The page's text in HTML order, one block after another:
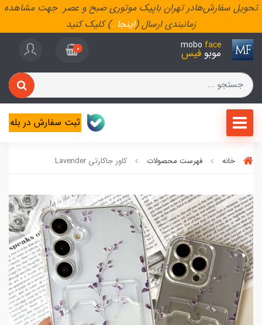
تحویل سفارش‌هادر تهران باپیک موتوری صبح و عصر جهت مشاهده
زمانبندی ارسال (اینجا..) کلیک کنید
mobo face
موبو فیس 0
ثبت سفارش در بله
خانه فهرست محصولات کاور جاکارتی Lavender